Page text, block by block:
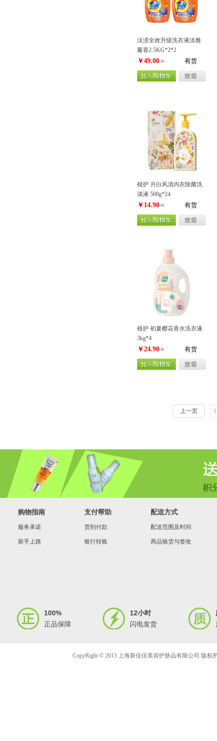
汰渍全效升级洗衣液淡雅
薰香2.5KG*2*2
￥49.00￥ 有货
植护 月白风清内衣除菌洗
涤液 500g*24
￥14.90￥ 有货
植护 初夏樱花香水洗衣液
3kg*4
￥24.90￥ 有货
上一页 1
购物指南
服务承诺
新手上路
支付帮助
货到付款
银行转账
配送方式
配送范围及时间
商品验货与签收
100%
正品保障
12小时
闪电发货
CopyRight © 2013 上海新佳佳美容护肤品有限公司 版权